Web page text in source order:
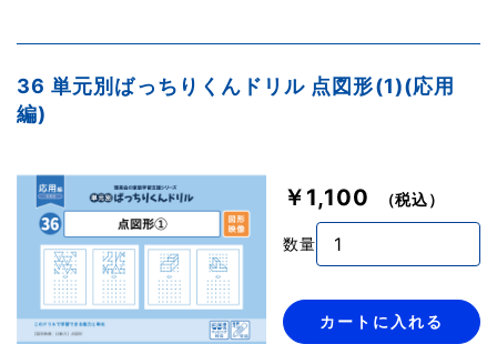
36 単元別ばっちりくんドリル 点図形(1)(応用
編)
￥1,100 （税込）
数量
カートに入れる